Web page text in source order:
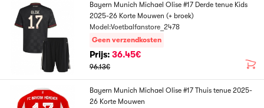
Bayern Munich Michael Olise #17 Derde tenue Kids
2025-26 Korte Mouwen (+ broek)
Model:Voetbalfanstore_2478
Geen verzendkosten
Prijs: 36.45€
96.13€
Bayern Munich Michael Olise #17 Thuis tenue 2025-
26 Korte Mouwen